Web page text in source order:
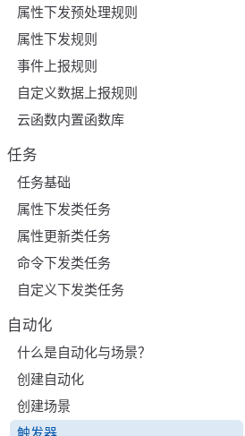
属性下发预处理规则
属性下发规则
事件上报规则
自定义数据上报规则
云函数内置函数库
任务
任务基础
属性下发类任务
属性更新类任务
命令下发类任务
自定义下发类任务
自动化
什么是自动化与场景？
创建自动化
创建场景